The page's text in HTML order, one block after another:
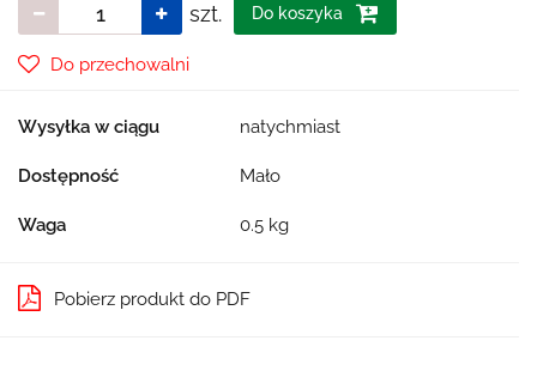
szt. Do koszyka
Do przechowalni
Wysyłka w ciągu natychmiast
Dostępność Mało
Waga 0.5 kg
Pobierz produkt do PDF